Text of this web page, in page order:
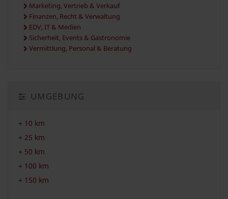
Marketing, Vertrieb & Verkauf
Finanzen, Recht & Verwaltung
EDV, IT & Medien
Sicherheit, Events & Gastronomie
Vermittlung, Personal & Beratung
UMGEBUNG
+ 10 km
+ 25 km
+ 50 km
+ 100 km
+ 150 km